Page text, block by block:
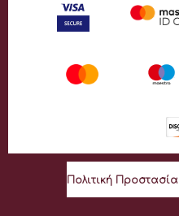
Πολιτική